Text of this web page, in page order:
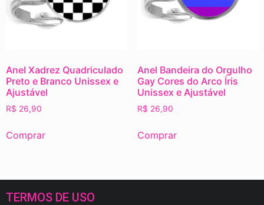
Anel Xadrez Quadriculado
Preto e Branco Unissex e
Ajustável
R$ 26,90
Comprar
Anel Bandeira do Orgulho
Gay Cores do Arco Íris
Unissex e Ajustável
R$ 26,90
Comprar
TERMOS DE USO